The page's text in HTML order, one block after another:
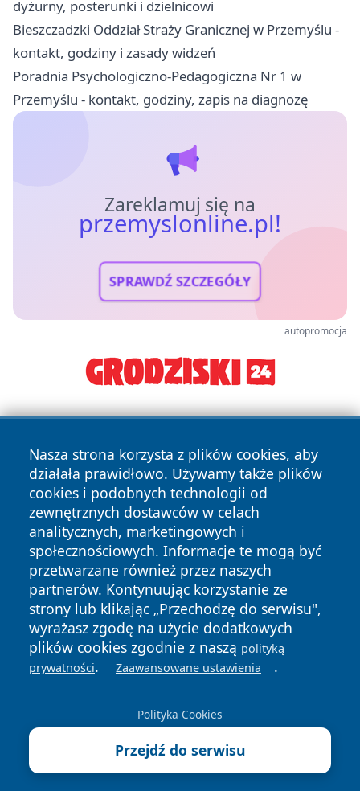
dyżurny, posterunki i dzielnicowi
Bieszczadzki Oddział Straży Granicznej w Przemyślu -
kontakt, godziny i zasady widzeń
Poradnia Psychologiczno-Pedagogiczna Nr 1 w
Przemyślu - kontakt, godziny, zapis na diagnozę
Zareklamuj się na
przemyslonline.pl!
SPRAWDŹ SZCZEGÓŁY
autopromocja
Nasza strona korzysta z plików cookies, aby
działała prawidłowo. Używamy także plików
cookies i podobnych technologii od
zewnętrznych dostawców w celach
analitycznych, marketingowych i
społecznościowych. Informacje te mogą być
przetwarzane również przez naszych
partnerów. Kontynuując korzystanie ze
strony lub klikając „Przechodzę do serwisu",
wyrażasz zgodę na użycie dodatkowych
plików cookies zgodnie z naszą polityką
prywatności. Zaawansowane ustawienia .
Polityka Cookies
Przejdź do serwisu
Copyright © 2026 przemyslonline.pl Wszystkie prawa
zastrzeżone.
News Autorzy
Polityka
Prywatności
Polityka
Cookies